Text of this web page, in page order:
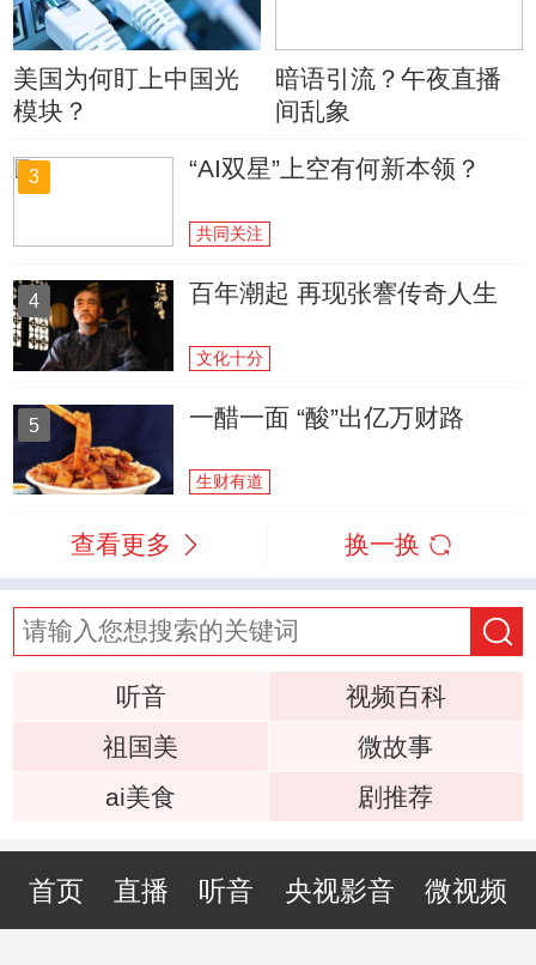
美国为何盯上中国光
模块？
暗语引流？午夜直播
间乱象
3 “AI双星”上空有何新本领？
共同关注
4 百年潮起 再现张謇传奇人生
文化十分
5 一醋一面 “酸”出亿万财路
生财有道
查看更多 换一换
听音
视频百科
祖国美
微故事
ai美食
剧推荐
首页 直播 听音 央视影音 微视频